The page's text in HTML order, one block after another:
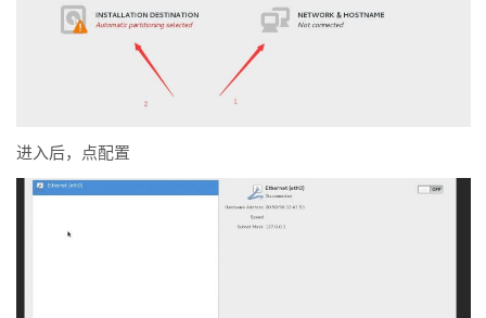
进入后，点配置